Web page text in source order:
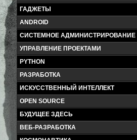
ГАДЖЕТЫ
ANDROID
СИСТЕМНОЕ АДМИНИСТРИРОВАНИЕ
УПРАВЛЕНИЕ ПРОЕКТАМИ
PYTHON
РАЗРАБОТКА
ИСКУССТВЕННЫЙ ИНТЕЛЛЕКТ
OPEN SOURCE
БУДУЩЕЕ ЗДЕСЬ
ВЕБ-РАЗРАБОТКА